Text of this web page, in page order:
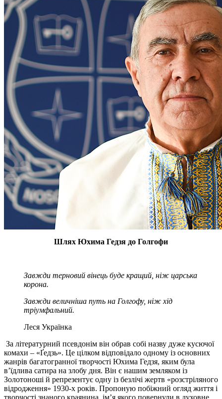
Шлях Юхима Гедзя до Голгофи
Завжди терновий вінець буде кращий, ніж царська
корона.
Завжди величніша путь на Голгофу, ніж хід
тріумфальний.
Леся Українка
За літературний псевдонім він обрав собі назву дуже кусючої
комахи – «Ґедзь». Це цілком відповідало одному із основних
жанрів багатогранної творчості Юхима Гедзя, яким була
в’їдлива сатира на злобу дня. Він є нашим земляком із
Золотоноші й репрезентує одну із безлічі жертв «розстріляного
відродження» 1930-х років. Пропоную побіжний огляд життя і
творчості знаного краянина, ім’я якого повернули в духовне